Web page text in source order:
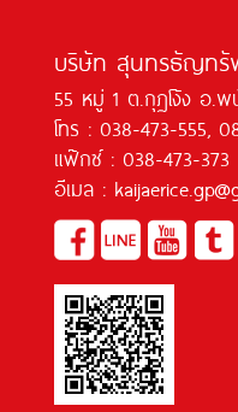
บริษัท สุนทรธัญทรั
55 หมู่ 1 ต.กุฏโง้ง อ.
โทร : 038-473-555,
แฟ๊กซ์ : 038-473-373
อีเมล :